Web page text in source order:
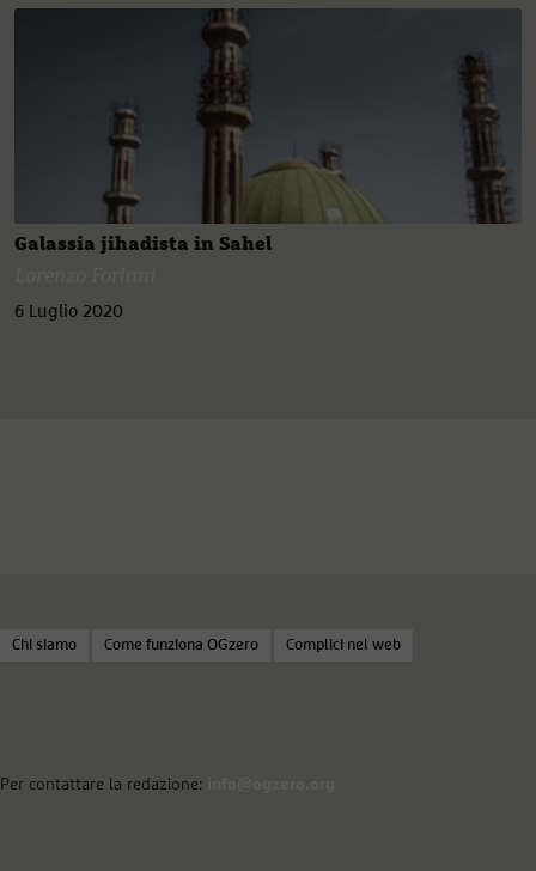
Galassia jihadista in Sahel
6 Luglio 2020
Chi siamo Come funziona OGzero Complici nel web
Per contattare la redazione: